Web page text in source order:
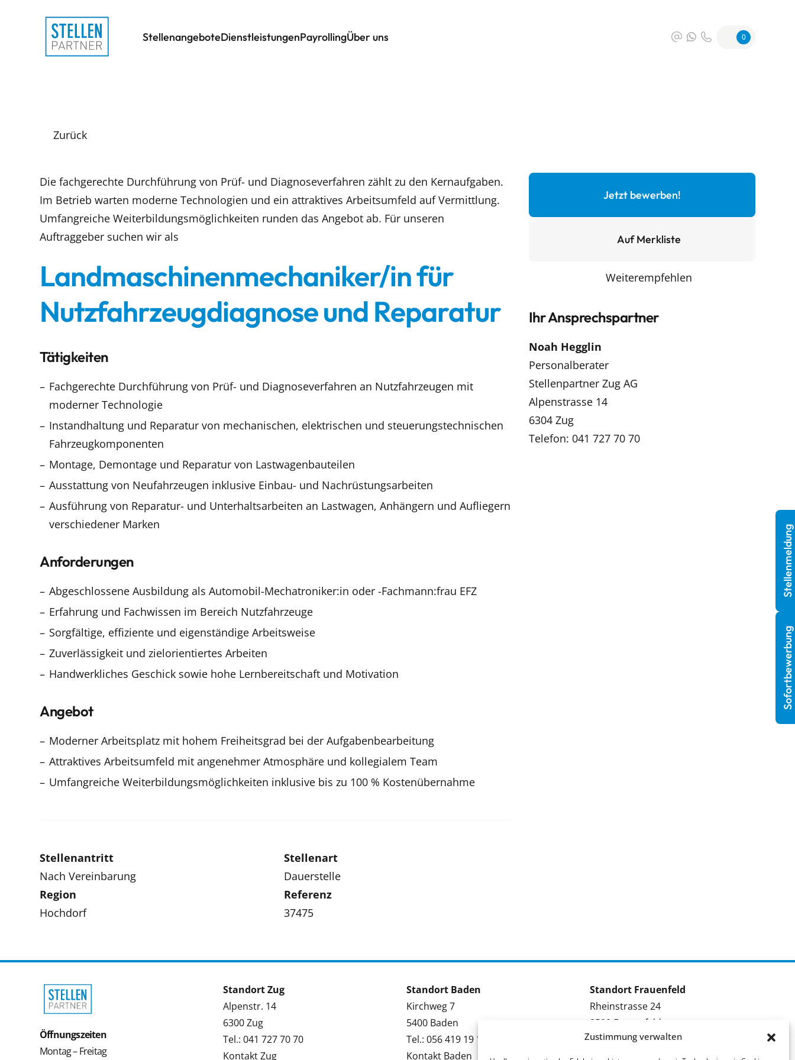
Zustimmung verwalten
StellenangeboteDienstleistungenPayrollingÜber uns 0
Zurück
Die fachgerechte Durchführung von Prüf- und Diagnoseverfahren zählt zu den Kernaufgaben.
Im Betrieb warten moderne Technologien und ein attraktives Arbeitsumfeld auf Vermittlung.
Umfangreiche Weiterbildungsmöglichkeiten runden das Angebot ab. Für unseren
Auftraggeber suchen wir als
Landmaschinenmechaniker/in für
Nutzfahrzeugdiagnose und Reparatur
Tätigkeiten
Fachgerechte Durchführung von Prüf- und Diagnoseverfahren an Nutzfahrzeugen mit
moderner Technologie
Instandhaltung und Reparatur von mechanischen, elektrischen und steuerungstechnischen
Fahrzeugkomponenten
Montage, Demontage und Reparatur von Lastwagenbauteilen
Ausstattung von Neufahrzeugen inklusive Einbau- und Nachrüstungsarbeiten
Ausführung von Reparatur- und Unterhaltsarbeiten an Lastwagen, Anhängern und Aufliegern
verschiedener Marken
Anforderungen
Abgeschlossene Ausbildung als Automobil-Mechatroniker:in oder -Fachmann:frau EFZ
Erfahrung und Fachwissen im Bereich Nutzfahrzeuge
Sorgfältige, effiziente und eigenständige Arbeitsweise
Zuverlässigkeit und zielorientiertes Arbeiten
Handwerkliches Geschick sowie hohe Lernbereitschaft und Motivation
Angebot
Moderner Arbeitsplatz mit hohem Freiheitsgrad bei der Aufgabenbearbeitung
Attraktives Arbeitsumfeld mit angenehmer Atmosphäre und kollegialem Team
Umfangreiche Weiterbildungsmöglichkeiten inklusive bis zu 100 % Kostenübernahme
Stellenantritt
Nach Vereinbarung
Stellenart
Dauerstelle
Region
Hochdorf
Referenz
37475
Jetzt bewerben!
Auf Merkliste
Weiterempfehlen
Ihr Ansprechspartner
Noah Hegglin
Personalberater
Stellenpartner Zug AG
Alpenstrasse 14
6304 Zug
Telefon: 041 727 70 70
Öffnungszeiten
Montag – Freitag
Standort Zug
Alpenstr. 14
6300 Zug
Tel.: 041 727 70 70
Kontakt Zug
Standort Baden
Kirchweg 7
5400 Baden
Tel.: 056 419 19 19
Kontakt Baden
Standort Frauenfeld
Rheinstrasse 24
8500 Frauenfeld
Tel.: 052 224 09 09
Kontakt Frauenfeld
Sofortbewerbung
Stellenmeldung